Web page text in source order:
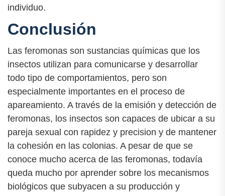
individuo.
Conclusión
Las feromonas son sustancias químicas que los
insectos utilizan para comunicarse y desarrollar
todo tipo de comportamientos, pero son
especialmente importantes en el proceso de
apareamiento. A través de la emisión y detección de
feromonas, los insectos son capaces de ubicar a su
pareja sexual con rapidez y precision y de mantener
la cohesión en las colonias. A pesar de que se
conoce mucho acerca de las feromonas, todavía
queda mucho por aprender sobre los mecanismos
biológicos que subyacen a su producción y